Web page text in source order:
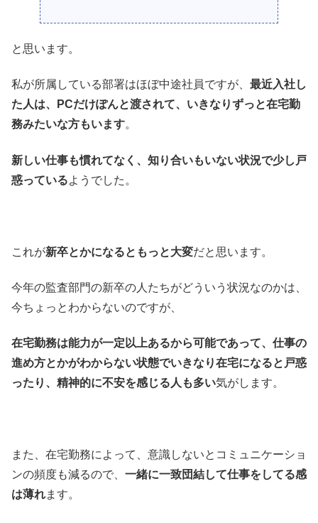
と思います。
私が所属している部署はほぼ中途社員ですが、 最近入社し
た人は、PCだけぽんと渡されて、いきなりずっと在宅勤
務みたいな方もいます。
新しい仕事も慣れてなく、知り合いもいない状況で少し戸
惑っているようでした。
これが新卒とかになるともっと大変だと思います。
今年の監査部門の新卒の人たちがどういう状況なのかは、
今ちょっとわからないのですが、
在宅勤務は能力が一定以上あるから可能であって、仕事の
進め方とかがわからない状態でいきなり在宅になると戸惑
ったり、精神的に不安を感じる人も多い気がします。
また、在宅勤務によって、意識しないとコミュニケーショ
ンの頻度も減るので、 一緒に一致団結して仕事をしてる感
は薄れます。